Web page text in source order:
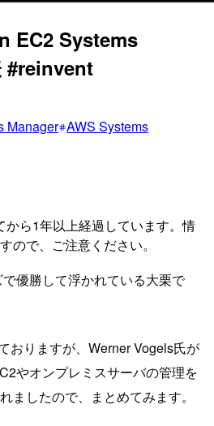
EC2 Systems
#reinvent
Manager AWS Systems
から1年以上経過しています。情
ので、ご注意ください。
優勝して浮かれている大栗で
おりますが、Werner Vogels氏が
やオンプレミスサーバの管理を
ましたので、まとめてみます。